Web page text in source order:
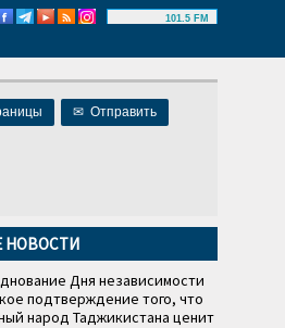
101.5 FM
✉ Отправить
НОВОСТИ
Дня независимости
подтверждение того, что
народ Таджикистана ценит